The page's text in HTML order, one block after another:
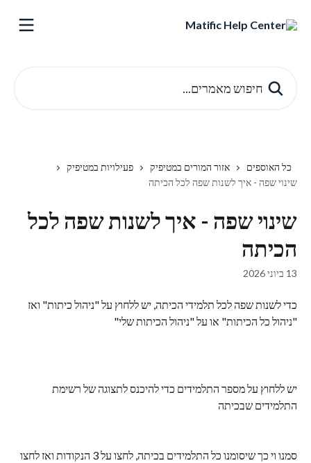
כל האוספים אזור המורים במטיפיק
פעילויות במטיפיק
שינוי שפה - איך לשנות שפה לכל הכיתה
שינוי שפה - איך לשנות שפה לכל
הכיתה
13 ביוני 2026
כדי לשנות שפה לכל תלמידי הכיתה, יש ללחוץ על "ניהול כיתות" ואז
"ניהול כל הכיתות" או על "ניהול הכיתות שלי"
יש ללחוץ על מספר התלמידים כדי להיכנס לתצוגה של רשימת
התלמידים שבכיתה
סמנו וי כך שיסומנו כל התלמידים בכיתה, לחצו על 3 הנקודות ואז לחצו